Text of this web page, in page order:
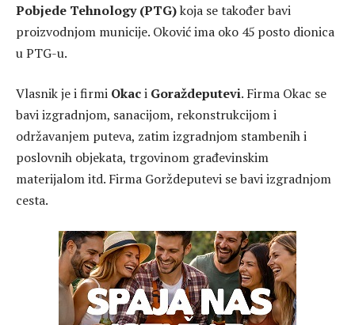
Pobjede Tehnology (PTG)koja se također bavi
proizvodnjom municije. Oković ima oko 45 posto dionica
u PTG-u.
Vlasnik je i firmi Okaci Goraždeputevi. Firma Okac se
bavi izgradnjom, sanacijom, rekonstrukcijom i
održavanjem puteva, zatim izgradnjom stambenih i
poslovnih objekata, trgovinom građevinskim
materijalom itd. Firma Gorždeputevi se bavi izgradnjom
cesta.